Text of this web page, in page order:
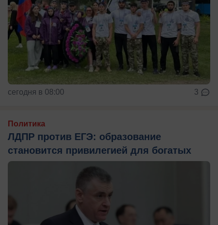
сегодня в 08:00 3
Политика
ЛДПР против ЕГЭ: образование
становится привилегией для богатых